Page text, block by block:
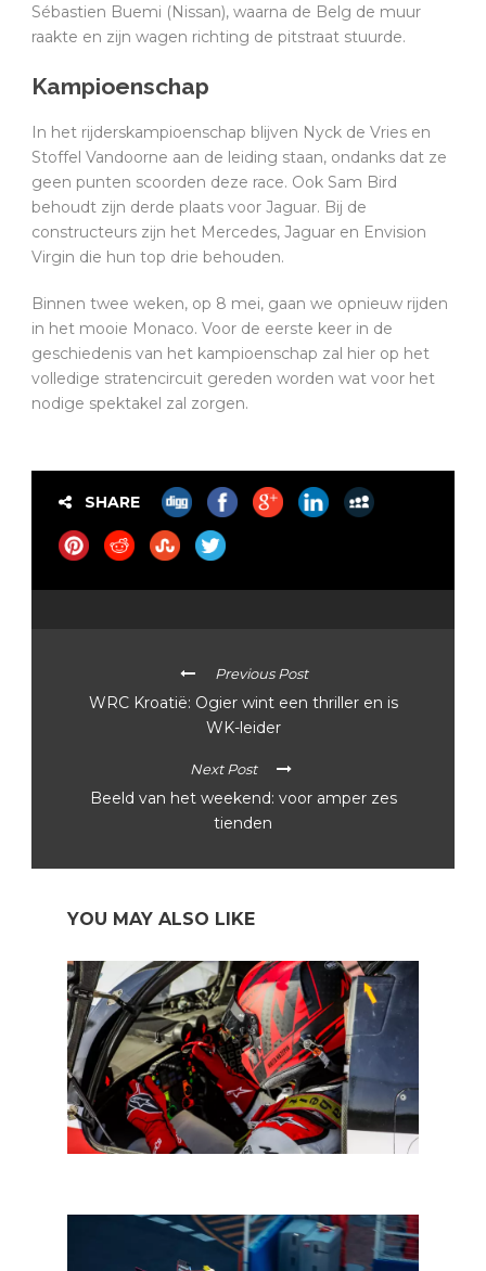
Sébastien Buemi (Nissan), waarna de Belg de muur
raakte en zijn wagen richting de pitstraat stuurde.
Kampioenschap
In het rijderskampioenschap blijven Nyck de Vries en
Stoffel Vandoorne aan de leiding staan, ondanks dat ze
geen punten scoorden deze race. Ook Sam Bird
behoudt zijn derde plaats voor Jaguar. Bij de
constructeurs zijn het Mercedes, Jaguar en Envision
Virgin die hun top drie behouden.
Binnen twee weken, op 8 mei, gaan we opnieuw rijden
in het mooie Monaco. Voor de eerste keer in de
geschiedenis van het kampioenschap zal hier op het
volledige stratencircuit gereden worden wat voor het
nodige spektakel zal zorgen.
SHARE
Previous Post
WRC Kroatië: Ogier wint een thriller en is
WK-leider
Next Post
Beeld van het weekend: voor amper zes
tienden
YOU MAY ALSO LIKE